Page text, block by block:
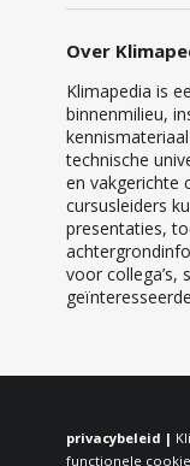
Over
Klimapedia is
binnenmilieu,
technische
en vakgerichte
cursusleiders
presentaties,
voor collega’s,
privacybeleid |
functionele